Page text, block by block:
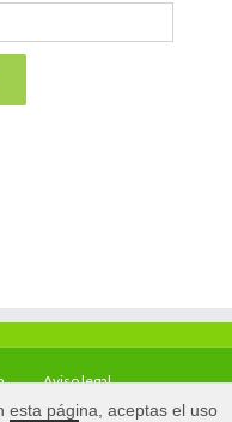
Aviso legal
esta página, aceptas el uso